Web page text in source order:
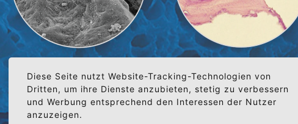
Schichten von
gespannten aktiven
Osteoprogenitorzellen,
Konnektivität
Junger gewebter
Knochen, der sich
Diese Seite nutzt Website-Tracking-Technologien von
Dritten, um ihre Dienste anzubieten, stetig zu verbessern
und Werbung entsprechend den Interessen der Nutzer
anzuzeigen.